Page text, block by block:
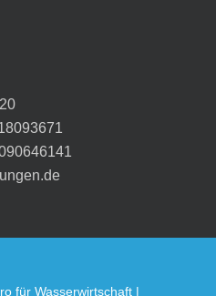
für Wasserwirtschaft |